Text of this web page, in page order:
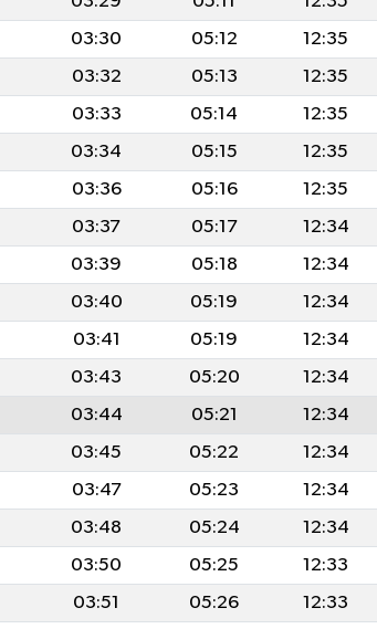
03:30 05:12
12:35
03:32 05:13
12:35
03:33 05:14
12:35
03:34 05:15
12:35
03:36 05:16
12:35
03:37 05:17
12:34
03:39 05:18
12:34
03:40 05:19
12:34
03:41 05:19
12:34
03:43 05:20
12:34
03:44 05:21
12:34
03:45 05:22
12:34
03:47 05:23
12:34
03:48 05:24
12:34
03:50 05:25
12:33
03:51 05:26
12:33